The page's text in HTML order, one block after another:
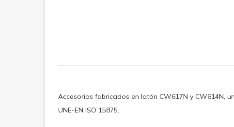
Accesorios fabricados en latón CW617N y CW614N,
UNE-EN ISO 15875.